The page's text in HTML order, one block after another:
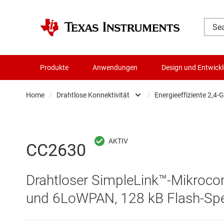
Produkte Anwendungen Design und
Home / Drahtlose Konnektivität
Batteriemanagement-ICs
Die- & Wafer-Services
DLP-Produkte
/ Energieeffiziente 2,4-
CC2630
Drahtloser SimpleLink™-
und 6LoWPAN, 128 kB Flash-